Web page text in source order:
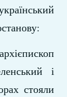
і
стояли